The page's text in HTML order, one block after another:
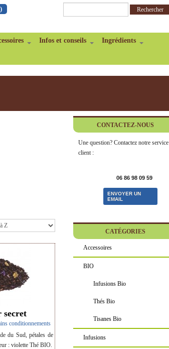
Infos et conseils Ingrédients
secret
conditionnements
du Sud, pétales de
: violette Thé BIO.
CONTACTEZ-NOUS
Une question? Contactez notre service
client :
06 86 98 09 59
ENVOYER UN
EMAIL
CATÉGORIES
Accessoires
BIO
Infusions Bio
Thés Bio
Tisanes Bio
Infusions